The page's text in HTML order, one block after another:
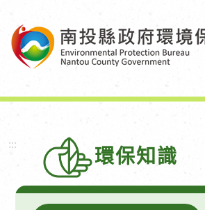
主
容
塊:::
環保知識